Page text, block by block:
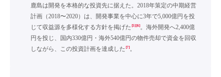
鹿島は開発を本格的な投資先に据えた。2018年策定の中期経営
計画（2018〜2020）は、開発事業を中心に3年で5,000億円を投
じて収益源を多様化する方針を掲げた [5][6]。海外開発へ2,400億
円を投じ、国内330億円・海外540億円の物件売却で資金を回収
しながら、この投資計画を達成した [7]。